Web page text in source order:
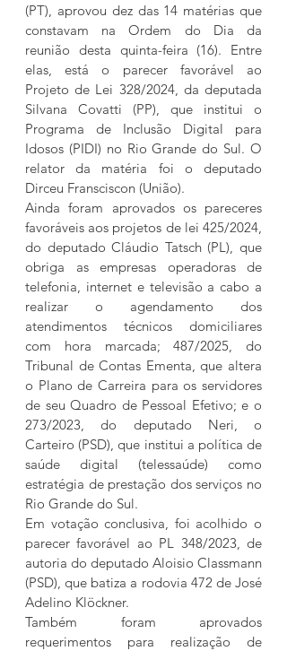
(PT), aprovou dez das 14 matérias que
constavam na Ordem do Dia da
reunião desta quinta-feira (16). Entre
elas, está o parecer favorável ao
Projeto de Lei 328/2024, da deputada
Silvana Covatti (PP), que institui o
Programa de Inclusão Digital para
Idosos (PIDI) no Rio Grande do Sul. O
relator da matéria foi o deputado
Dirceu Fransciscon (União).
Ainda foram aprovados os pareceres
favoráveis aos projetos de lei 425/2024,
do deputado Cláudio Tatsch (PL), que
obriga as empresas operadoras de
telefonia, internet e televisão a cabo a
realizar o agendamento dos
atendimentos técnicos domiciliares
com hora marcada; 487/2025, do
Tribunal de Contas Ementa, que altera
o Plano de Carreira para os servidores
de seu Quadro de Pessoal Efetivo; e o
273/2023, do deputado Neri, o
Carteiro (PSD), que institui a política de
saúde digital (telessaúde) como
estratégia de prestação dos serviços no
Rio Grande do Sul.
Em votação conclusiva, foi acolhido o
parecer favorável ao PL 348/2023, de
autoria do deputado Aloisio Classmann
(PSD), que batiza a rodovia 472 de José
Adelino Klöckner.
Também foram aprovados
requerimentos para realização de